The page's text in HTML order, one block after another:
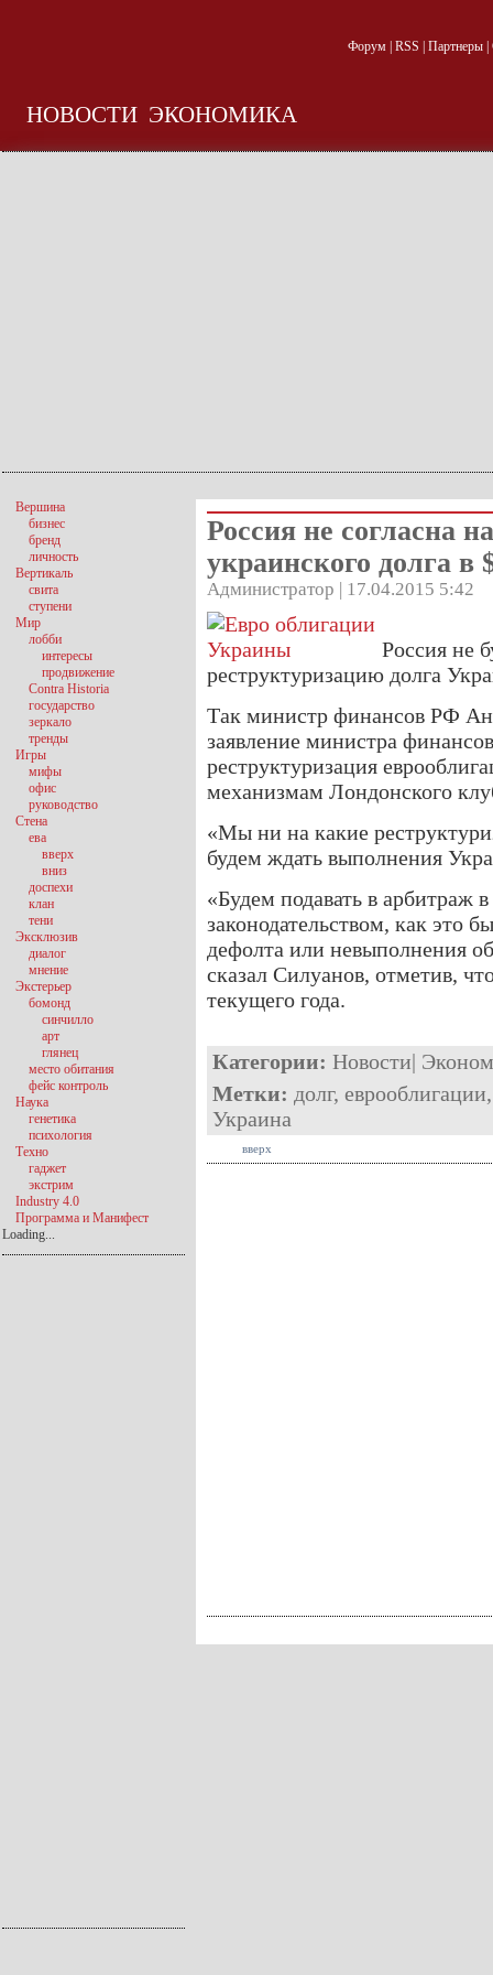
Форум| RSS Партнеры|
НОВОСТИ ЭКОНОМИКА
Россия не согласна
украинского долга в
Администратор | 17.04.2015 5:42
Россия не
реструктуризацию долга
Так министр финансов РФ
заявление министра
реструктуризация
механизмам Лондонского
«Мы ни на какие
будем ждать выполнения
«Будем подавать в арбитраж
законодательством, как это
дефолта или невыполнения
сказал Силуанов, отметив,
текущего года.
Категории: Новости|
Метки: долг, еврооблигации
Украина
вверх
Вершина
бизнес
бренд
личность
Вертикаль
свита
ступени
Мир
лобби
интересы
продвижение
Contra Historia
государство
зеркало
тренды
Игры
мифы
офис
руководство
Стена
ева
вверх
вниз
доспехи
клан
тени
Эксклюзив
диалог
мнение
Экстерьер
бомонд
синчилло
арт
глянец
место обитания
фейс контроль
Наука
генетика
психология
Техно
гаджет
экстрим
Industry 4.0
Программа и Манифест
Loading...